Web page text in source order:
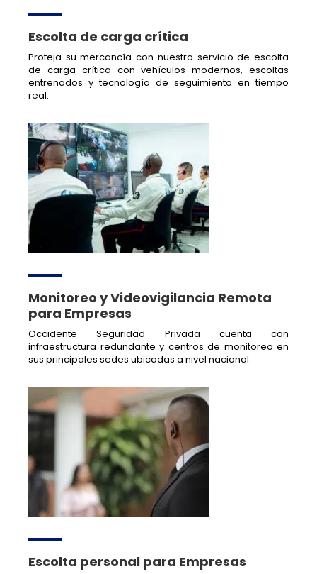
Escolta de carga crítica
Proteja su mercancía con nuestro servicio de escolta
de carga crítica con vehículos modernos, escoltas
entrenados y tecnología de seguimiento en tiempo
real.
Monitoreo y Videovigilancia Remota
para Empresas
Occidente Seguridad Privada cuenta con
infraestructura redundante y centros de monitoreo en
sus principales sedes ubicadas a nivel nacional.
Escolta personal para Empresas